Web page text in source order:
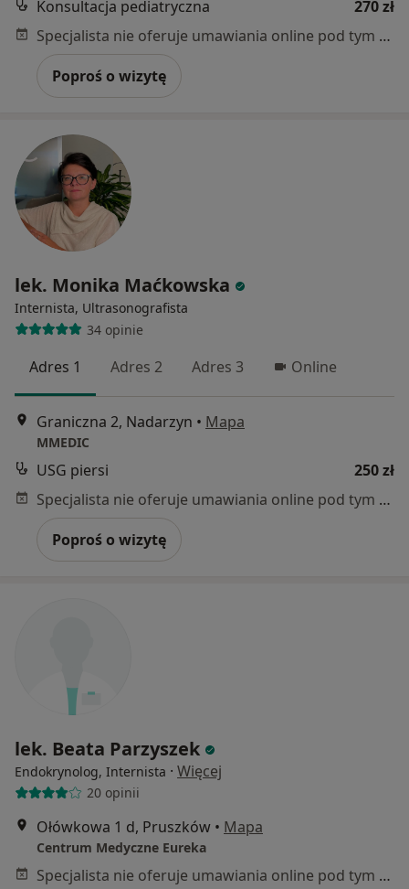
Konsultacja pediatryczna
270 zł
Specjalista nie oferuje umawiania online pod tym adresem.
Poproś o wizytę
lek. Monika Maćkowska
Internista, Ultrasonografista
34 opinie
Adres 1 Adres 2 Adres 3 Online
Graniczna 2, Nadarzyn • Mapa
MMEDIC
USG piersi
250 zł
Specjalista nie oferuje umawiania online pod tym adresem.
Poproś o wizytę
lek. Beata Parzyszek
Endokrynolog, Internista · Więcej
20 opinii
Ołówkowa 1 d, Pruszków • Mapa
Centrum Medyczne Eureka
Specjalista nie oferuje umawiania online pod tym adresem.